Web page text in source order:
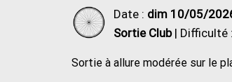
Date : dim 10/05/
Sortie Club| Difficulté :
Sortie à allure modérée sur le